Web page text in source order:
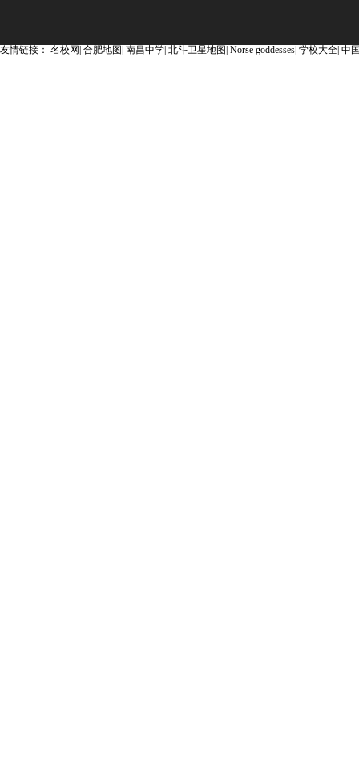
友情链接： 名校网| 合肥地图| 南昌中学| 北斗卫星地图| Norse goddesses| 学校大全| 中